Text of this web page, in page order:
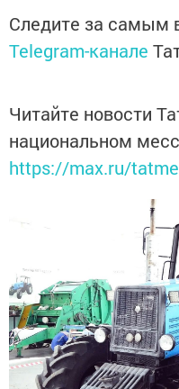
Следите за самым
Telegram-канале
Читайте новости
национальном
https://max.ru/